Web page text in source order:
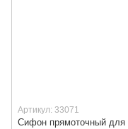
Артикул: 33071
Сифон прямоточный для